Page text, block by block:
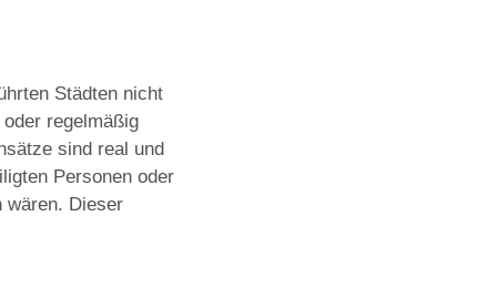
Städten nicht
regelmäßig
sind real und
Personen oder
wären. Dieser